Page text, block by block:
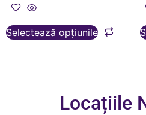
Selectează opțiunile
Locațiile